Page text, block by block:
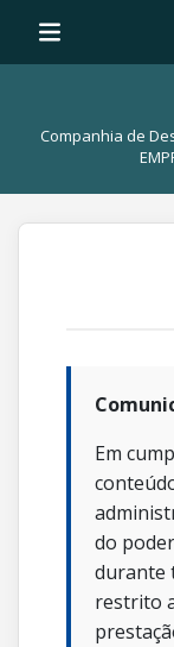
Companhia de
Em
do
durante
restrito